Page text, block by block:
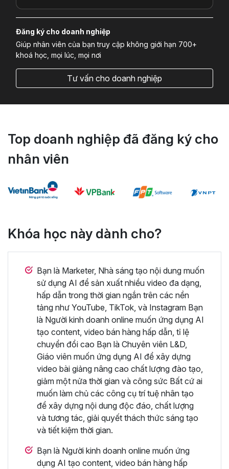
Đăng ký cho doanh nghiệp
Giúp nhân viên của bạn truy cập không giới hạn 700+
khoá học, mọi lúc, mọi nơi
Tư vấn cho doanh nghiệp
Top doanh nghiệp đã đăng ký cho
nhân viên
Khóa học này dành cho?
Bạn là Marketer, Nhà sáng tạo nội dung muốn
sử dụng AI để sản xuất nhiều video đa dạng,
hấp dẫn trong thời gian ngắn trên các nền
tảng như YouTube, TikTok, và Instagram Bạn
là Người kinh doanh online muốn ứng dụng AI
tạo content, video bán hàng hấp dẫn, tỉ lệ
chuyển đổi cao Bạn là Chuyên viên L&D,
Giáo viên muốn ứng dụng AI để xây dựng
video bài giảng nâng cao chất lượng đào tạo,
giảm một nửa thời gian và công sức Bất cứ ai
muốn làm chủ các công cụ trí tuệ nhân tạo
để xây dựng nội dung độc đáo, chất lượng
và tương tác, giải quyết thách thức sáng tạo
và tiết kiệm thời gian.
Bạn là Người kinh doanh online muốn ứng
dụng AI tạo content, video bán hàng hấp